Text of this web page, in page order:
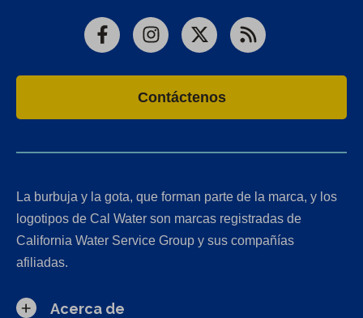
FacebookInstagram
X RSS
Contáctenos
La burbuja y la gota, que forman parte de la marca, y los
logotipos de Cal Water son marcas registradas de
California Water Service Group y sus compañías
afiliadas.
Acerca de